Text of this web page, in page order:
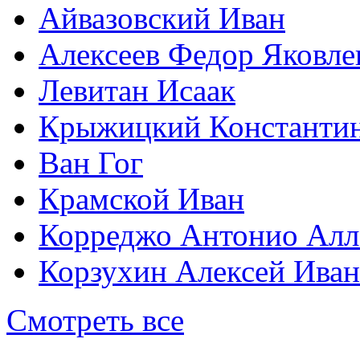
Айвазовский Иван
Алексеев Федор
Левитан Исаак
Крыжицкий
Ван Гог
Крамской Иван
Корреджо Антонио
Корзухин Алексей
Смотреть все